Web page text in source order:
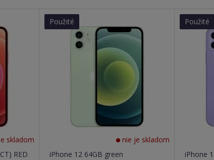
skladom
RED
Použité
nie je skladom
iPhone 12 64GB green
Použité
iPhone